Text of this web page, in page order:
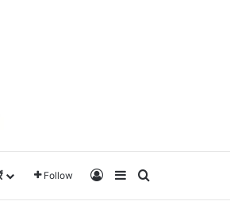
Follow Log InSidebar